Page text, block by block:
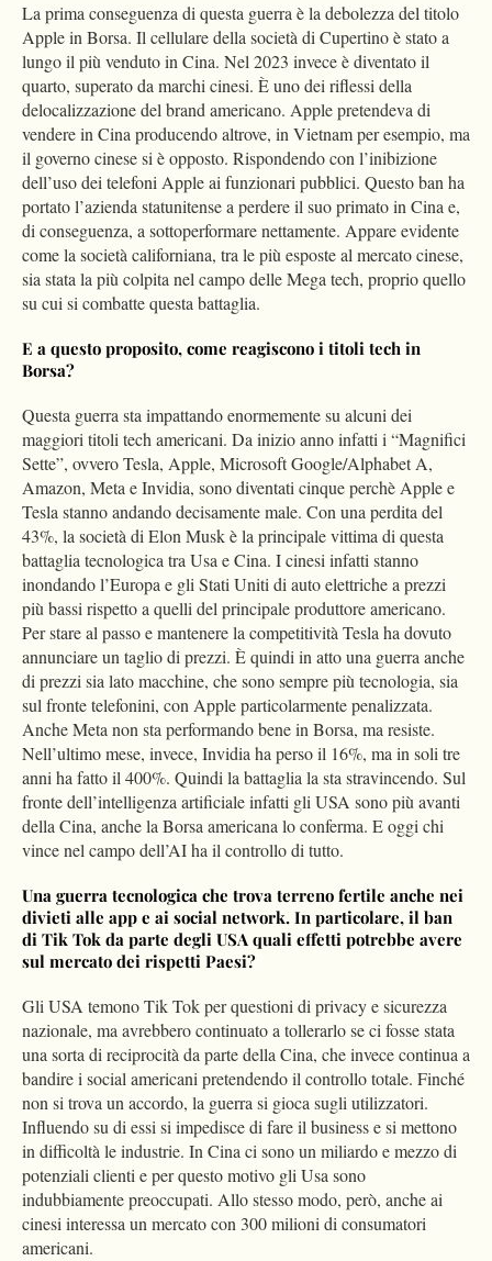
La prima conseguenza di questa guerra è la debolezza del titolo
Apple in Borsa. Il cellulare della società di Cupertino è stato a
lungo il più venduto in Cina. Nel 2023 invece è diventato il
quarto, superato da marchi cinesi. È uno dei riflessi della
delocalizzazione del brand americano. Apple pretendeva di
vendere in Cina producendo altrove, in Vietnam per esempio, ma
il governo cinese si è opposto. Rispondendo con l’inibizione
dell’uso dei telefoni Apple ai funzionari pubblici. Questo ban ha
portato l’azienda statunitense a perdere il suo primato in Cina e,
di conseguenza, a sottoperformare nettamente. Appare evidente
come la società californiana, tra le più esposte al mercato cinese,
sia stata la più colpita nel campo delle Mega tech, proprio quello
su cui si combatte questa battaglia.
E a questo proposito, come reagiscono i titoli tech in
Borsa?
Questa guerra sta impattando enormemente su alcuni dei
maggiori titoli tech americani. Da inizio anno infatti i “Magnifici
Sette”, ovvero Tesla, Apple, Microsoft Google/Alphabet A,
Amazon, Meta e Invidia, sono diventati cinque perchè Apple e
Tesla stanno andando decisamente male. Con una perdita del
43%, la società di Elon Musk è la principale vittima di questa
battaglia tecnologica tra Usa e Cina. I cinesi infatti stanno
inondando l’Europa e gli Stati Uniti di auto elettriche a prezzi
più bassi rispetto a quelli del principale produttore americano.
Per stare al passo e mantenere la competitività Tesla ha dovuto
annunciare un taglio di prezzi. È quindi in atto una guerra anche
di prezzi sia lato macchine, che sono sempre più tecnologia, sia
sul fronte telefonini, con Apple particolarmente penalizzata.
Anche Meta non sta performando bene in Borsa, ma resiste.
Nell’ultimo mese, invece, Invidia ha perso il 16%, ma in soli tre
anni ha fatto il 400%. Quindi la battaglia la sta stravincendo. Sul
fronte dell’intelligenza artificiale infatti gli USA sono più avanti
della Cina, anche la Borsa americana lo conferma. E oggi chi
vince nel campo dell’AI ha il controllo di tutto.
Una guerra tecnologica che trova terreno fertile anche nei
divieti alle app e ai social network. In particolare, il ban
di Tik Tok da parte degli USA quali effetti potrebbe avere
sul mercato dei rispetti Paesi?
Gli USA temono Tik Tok per questioni di privacy e sicurezza
nazionale, ma avrebbero continuato a tollerarlo se ci fosse stata
una sorta di reciprocità da parte della Cina, che invece continua a
bandire i social americani pretendendo il controllo totale. Finché
non si trova un accordo, la guerra si gioca sugli utilizzatori.
Influendo su di essi si impedisce di fare il business e si mettono
in difficoltà le industrie. In Cina ci sono un miliardo e mezzo di
potenziali clienti e per questo motivo gli Usa sono
indubbiamente preoccupati. Allo stesso modo, però, anche ai
cinesi interessa un mercato con 300 milioni di consumatori
americani.